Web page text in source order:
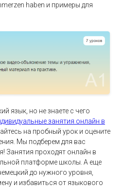
haben и примеры для
язык, но не знаете с чего
занятия онлайн в
на пробный урок и оцените
Мы подберем для вас
Занятия проходят онлайн в
платформе школы. А еще
до нужного уровня,
и избавиться от языкового